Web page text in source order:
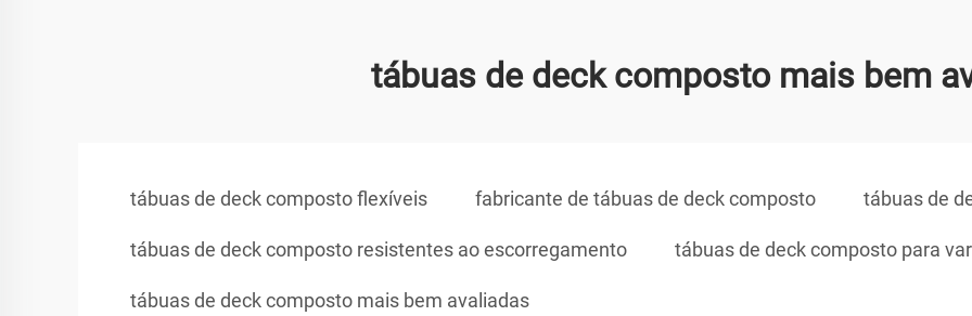
tábuas de deck composto mais bem
tábuas de deck composto flexíveis fabricante de tábuas de deck composto tábuas de
tábuas de deck composto resistentes ao escorregamento tábuas de deck composto para
tábuas de deck composto mais bem avaliadas